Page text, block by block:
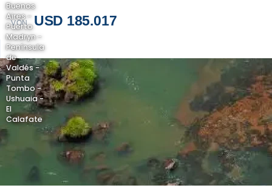
VON USD 185.017
Buenos
Aires -
Puerto
Madryn -
Península
de
Valdés -
Punta
Tombo -
Ushuaia -
El
Calafate